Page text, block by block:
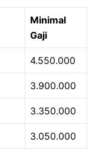
Minimal
Gaji
4.550.000
3.900.000
3.350.000
3.050.000